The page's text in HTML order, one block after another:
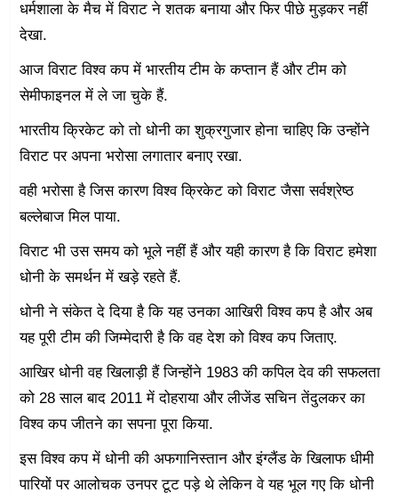
धर्मशाला के मैच में विराट ने शतक बनाया और फिर पीछे मुड़कर नहीं
देखा.
आज विराट विश्व कप में भारतीय टीम के कप्तान हैं और टीम को
सेमीफाइनल में ले जा चुके हैं.
भारतीय क्रिकेट को तो धोनी का शुक्रगुजार होना चाहिए कि उन्होंने
विराट पर अपना भरोसा लगातार बनाए रखा.
वही भरोसा है जिस कारण विश्व क्रिकेट को विराट जैसा सर्वश्रेष्ठ
बल्लेबाज मिल पाया.
विराट भी उस समय को भूले नहीं हैं और यही कारण है कि विराट हमेशा
धोनी के समर्थन में खड़े रहते हैं.
धोनी ने संकेत दे दिया है कि यह उनका आखिरी विश्व कप है और अब
यह पूरी टीम की जिम्मेदारी है कि वह देश को विश्व कप जिताए.
आखिर धोनी वह खिलाड़ी हैं जिन्होंने 1983 की कपिल देव की सफलता
को 28 साल बाद 2011 में दोहराया और लीजेंड सचिन तेंदुलकर का
विश्व कप जीतने का सपना पूरा किया.
इस विश्व कप में धोनी की अफगानिस्तान और इंग्लैंड के खिलाफ धीमी
पारियों पर आलोचक उनपर टूट पड़े थे लेकिन वे यह भूल गए कि धोनी